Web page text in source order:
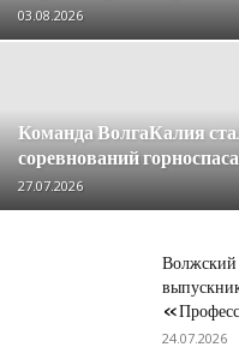
03.08.2026
Команда ВолгаКалия
соревнований
27.07.2026
Волжский
24.07.2026